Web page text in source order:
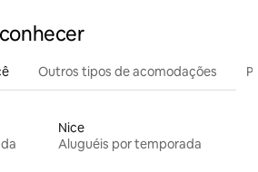
Outros tipos de acomodações
Nice
Aluguéis por temporada